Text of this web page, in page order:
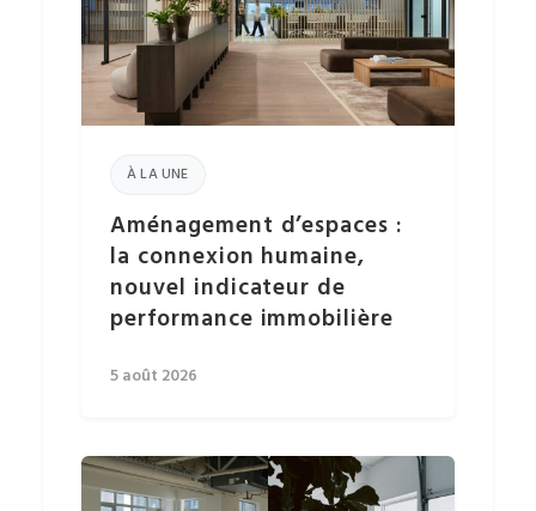
À LA UNE
Aménagement d’espaces :
la connexion humaine,
nouvel indicateur de
performance immobilière
5 août 2026